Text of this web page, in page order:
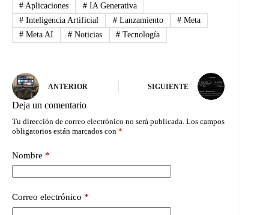
#Aplicaciones #IA Generativa
#Inteligencia Artificial #Lanzamiento # Meta
#Meta AI #Noticias # Tecnología
ANTERIOR SIGUIENTE
Deja un comentario
Tu dirección de correo electrónico no será publicada. Los campos
obligatorios están marcados con *
Nombre *
Correo electrónico *